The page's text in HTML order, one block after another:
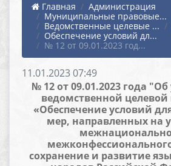
Главная
Администрация
Муниципальные правовые...
Ведомственные целевые ...
Обеспечение условий дл...
№ 12 от 09.01.2023 год...
11.01.2023 07:49
№ 12 от 09.01.2023 года
ведомственной
«Обеспечение условий
мер, направленных на
сохранение и развитие